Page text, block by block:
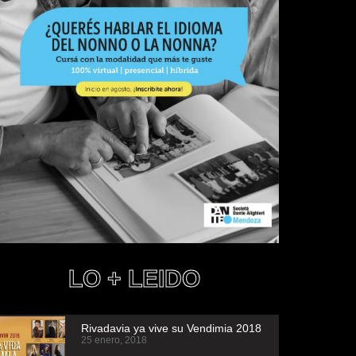
LO + LEIDO
Rivadavia ya vive su Vendimia 2018
25 enero, 2018